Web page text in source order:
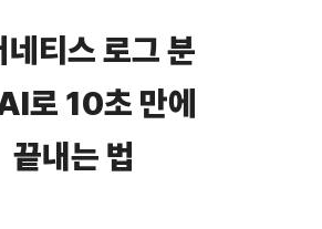
네티스 로그 분
로 10초 만에
끝내는 법